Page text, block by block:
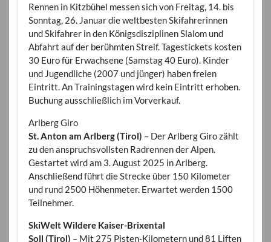
Rennen in Kitzbühel messen sich von Freitag, 14. bis
Sonntag, 26. Januar die weltbesten Skifahrerinnen
und Skifahrer in den Königsdisziplinen Slalom und
Abfahrt auf der berühmten Streif. Tagestickets kosten
30 Euro für Erwachsene (Samstag 40 Euro). Kinder
und Jugendliche (2007 und jünger) haben freien
Eintritt. An Trainingstagen wird kein Eintritt erhoben.
Buchung ausschließlich im Vorverkauf.
Arlberg Giro
St. Anton am Arlberg (Tirol) – Der Arlberg Giro zählt
zu den anspruchsvollsten Radrennen der Alpen.
Gestartet wird am 3. August 2025 in Arlberg.
Anschließend führt die Strecke über 150 Kilometer
und rund 2500 Höhenmeter. Erwartet werden 1500
Teilnehmer.
SkiWelt Wildere Kaiser-Brixental
Soll (Tirol) – Mit 275 Pisten-Kilometern und 81 Liften